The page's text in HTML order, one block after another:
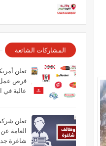
المشاركات الشائعة
تعلن
فرص عمل
عالية في
تعلن شركة
العامة
شاغرة